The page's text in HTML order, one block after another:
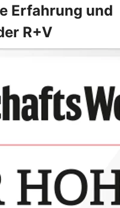
Erfahrung und
R+V